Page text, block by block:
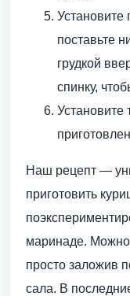
Установите
поставьте
грудкой
спинку,
Установите
Наш рецепт —
приготовить
маринаде. Можно
просто заложив
сала. В